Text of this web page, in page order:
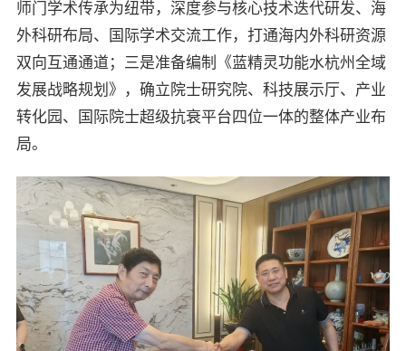
师门学术传承为纽带，深度参与核心技术迭代研发、海
外科研布局、国际学术交流工作，打通海内外科研资源
双向互通通道；三是准备编制《蓝精灵功能水杭州全域
发展战略规划》，确立院士研究院、科技展示厅、产业
转化园、国际院士超级抗衰平台四位一体的整体产业布
局。